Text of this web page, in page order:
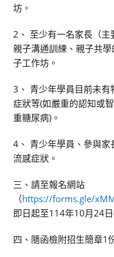
坊。
2、 至少有一名家長（
親子溝通訓練、親子共
子工作坊。
3、 青少年學員目前未
症狀等(如嚴重的認知或
重糖尿病)。
4、 青少年學員、參與
流感症狀。
三、請至報名網站
（https://forms.gle/
即日起至114年10月24日
四、隨函檢附招生簡章1